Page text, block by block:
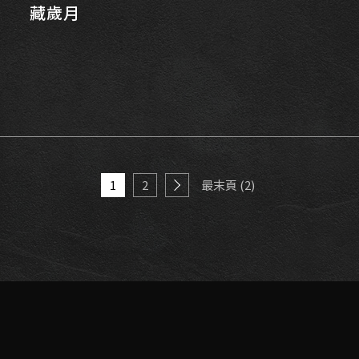
藏歲月
1 2 最末頁 (2)